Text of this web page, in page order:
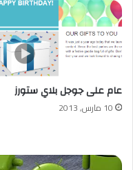
عام على جوجل بلاي ستورز
10 مارس, 2013